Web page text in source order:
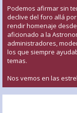
Podemos afirmar sin
declive del foro allá
rendir homenaje
aficionado a la
administradores,
los que siempre
temas.
Nos vemos en las